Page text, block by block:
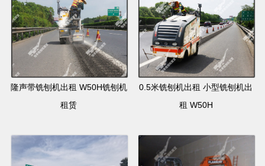
隆声带铣刨机出租 W50H铣刨机
租赁
0.5米铣刨机出租 小型铣刨机出
租 W50H